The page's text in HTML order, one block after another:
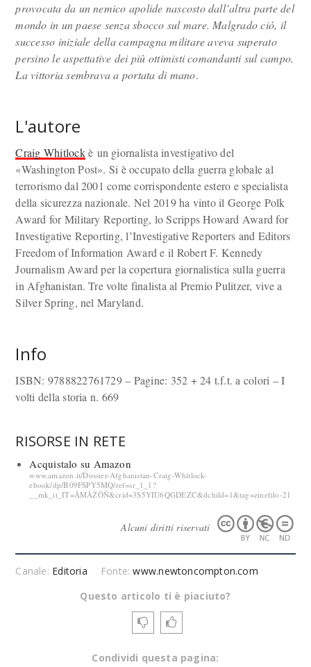
provocata da un nemico apolide nascosto dall’altra parte del
mondo in un paese senza sbocco sul mare. Malgrado ciò, il
successo iniziale della campagna militare aveva superato
persino le aspettative dei più ottimisti comandanti sul campo.
La vittoria sembrava a portata di mano.
L'autore
Craig Whitlockè un giornalista investigativo del
«Washington Post». Si è occupato della guerra globale al
terrorismo dal 2001 come corrispondente estero e specialista
della sicurezza nazionale. Nel 2019 ha vinto il George Polk
Award for Military Reporting, lo Scripps Howard Award for
Investigative Reporting, l’Investigative Reporters and Editors
Freedom of Information Award e il Robert F. Kennedy
Journalism Award per la copertura giornalistica sulla guerra
in Afghanistan. Tre volte finalista al Premio Pulitzer, vive a
Silver Spring, nel Maryland.
Info
ISBN: 9788822761729 – Pagine: 352 + 24 t.f.t. a colori – I
volti della storia n. 669
RISORSE IN RETE
Acquistalo su Amazon
www.amazon.it/Dossier-Afghanistan-Craig-Whitlock-
ebook/dp/B09FSPY5MQ/ref=sr_1_1?
__mk_it_IT=ÅMÅŽÕÑ&crid=3S5YIU6QGDEZC&dchild=1&tag=zinefilo-21
Alcuni diritti riservati
Canale: Editoria Fonte:www.newtoncompton.com
Questo articolo ti è piaciuto?
Condividi questa pagina: